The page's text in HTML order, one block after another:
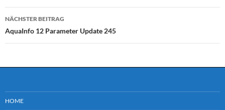
NÄCHSTER BEITRAG
AquaInfo 12 Parameter Update 245
HOME